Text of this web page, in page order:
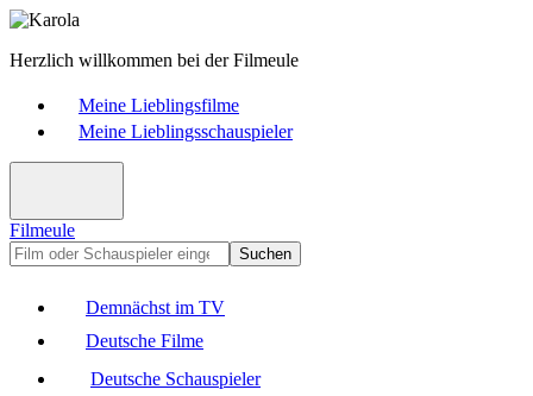
Herzlich willkommen bei der Filmeule
Meine Lieblingsfilme
Meine Lieblingsschauspieler
Filmeule
Suchen
Demnächst im TV
Deutsche Filme
Deutsche Schauspieler